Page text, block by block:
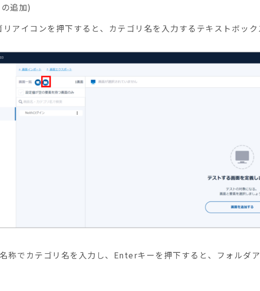
追加)
リアイコンを押下すると、カテゴリ名を入力するテキストボッ
称でカテゴリ名を入力し、Enterキーを押下すると、フォルダ